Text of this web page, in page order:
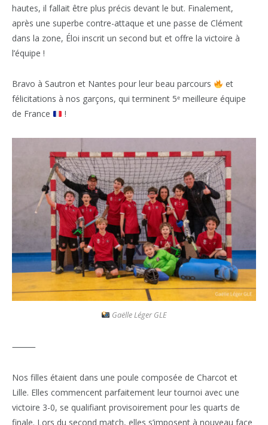
hautes, il fallait être plus précis devant le but. Finalement,
après une superbe contre-attaque et une passe de Clément
dans la zone, Éloi inscrit un second but et offre la victoire à
l’équipe !
Bravo à Sautron et Nantes pour leur beau parcours
et
félicitations à nos garçons, qui terminent 5ᵉ meilleure équipe
de France
!
Gaëlle Léger GLE
⸻
Nos filles étaient dans une poule composée de Charcot et
Lille. Elles commencent parfaitement leur tournoi avec une
victoire 3-0, se qualifiant provisoirement pour les quarts de
finale. Lors du second match, elles s’imposent à nouveau face